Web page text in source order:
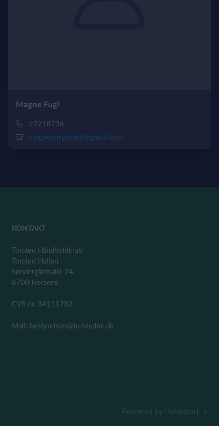
Magne Fugl
27218736
magneborgsmidt@gmail.com
KONTAKT
Torsted Håndboldklub
Torsted Hallen
Søndergårdsallé 24
8700 Horsens
CVR nr. 34111782
Mail: bestyrelsen@torstedhk.dk
Powered by Holdsport